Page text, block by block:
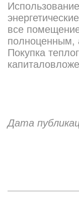
все
полноценным,
Покупка
Дата